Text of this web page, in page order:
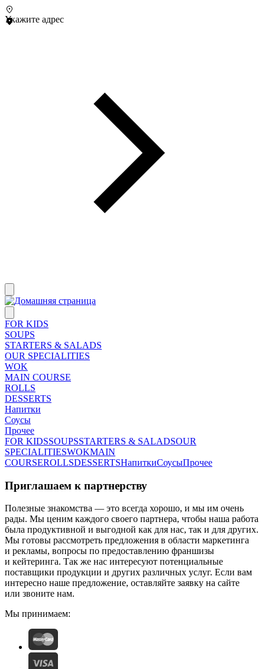
Укажите адрес
FOR KIDS
SOUPS
STARTERS & SALADS
OUR SPECIALITIES
WOK
MAIN COURSE
ROLLS
DESSERTS
Напитки
Соусы
Прочее
FOR KIDSSOUPSSTARTERS & SALADSOUR
SPECIALITIESWOKMAIN
COURSEROLLSDESSERTSНапиткиСоусыПрочее
Приглашаем к партнерству
Полезные знакомства — это всегда хорошо, и мы им очень
рады. Мы ценим каждого своего партнера, чтобы наша работа
была продуктивной и выгодной как для нас, так и для других.
Мы готовы рассмотреть предложения в области маркетинга
и рекламы, вопросы по предоставлению франшизы
и кейтеринга. Так же нас интересуют потенциальные
поставщики продукции и других различных услуг. Если вам
интересно наше предложение, оставляйте заявку на сайте
или звоните нам.
Мы принимаем: